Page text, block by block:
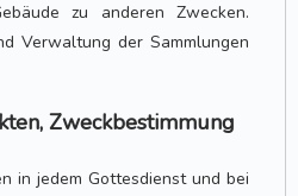
zu anderen Zwecken.
Verwaltung der Sammlungen
Zweckbestimmung
in jedem Gottesdienst und bei